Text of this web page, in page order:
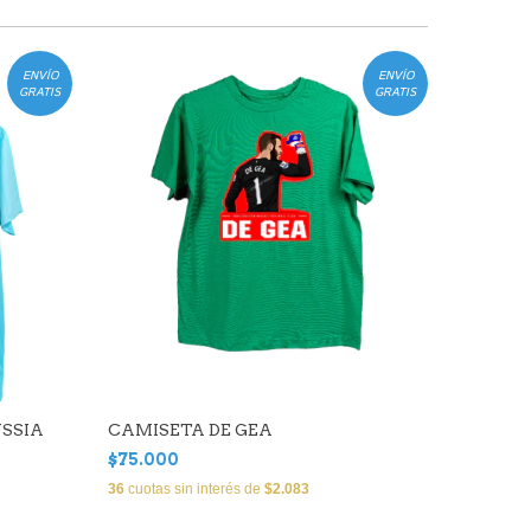
ENVÍO
GRATIS
ENVÍO
GRATIS
CAMISETA DE GEA
$75.000
36 cuotas sin interés de $2.083